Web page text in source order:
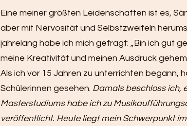
Eine meiner größten Leidenschaften ist es,
aber mit Nervosität und Selbstzweifeln
jahrelang habe ich mich gefragt: „Bin ich gut
meine Kreativität und meinen Ausdruck
Als ich vor 15 Jahren zu unterrichten begann,
Schülerinnen gesehen. Damals beschloss ich,
Masterstudiums habe ich zu
veröffentlicht. Heute liegt mein Schwerpunkt